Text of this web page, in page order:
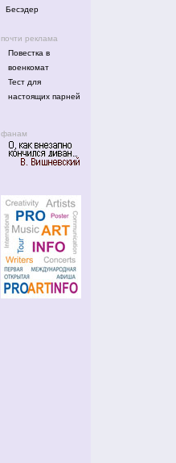
Бесэдер
почти реклама
Повестка в
военкомат
Тест для
настоящих парней
фанам